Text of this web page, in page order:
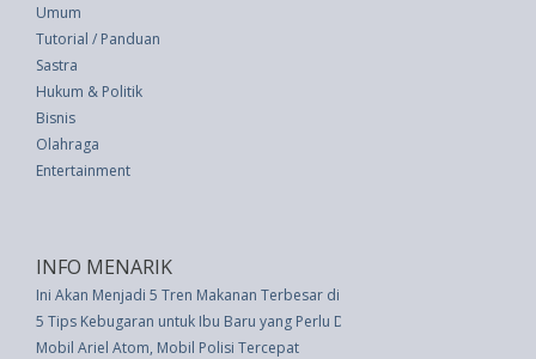
Umum
Tutorial / Panduan
Sastra
Hukum & Politik
Bisnis
Olahraga
Entertainment
INFO MENARIK
Ini Akan Menjadi 5 Tren Makanan Terbesar di Tahun 2018, Menurut
5 Tips Kebugaran untuk Ibu Baru yang Perlu Diketahui
Mobil Ariel Atom, Mobil Polisi Tercepat